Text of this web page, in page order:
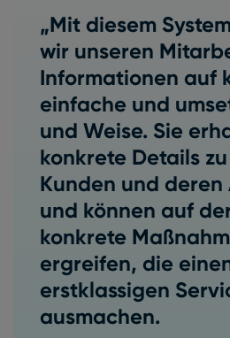
„Mit diesem
wir unseren
Informationen auf
einfache und
und Weise. Sie
konkrete Details
Kunden und deren
und können auf
konkrete
ergreifen, die
erstklassigen
ausmachen.